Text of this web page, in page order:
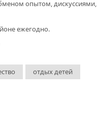
опытом, дискуссиями,
ежегодно.
отдых детей